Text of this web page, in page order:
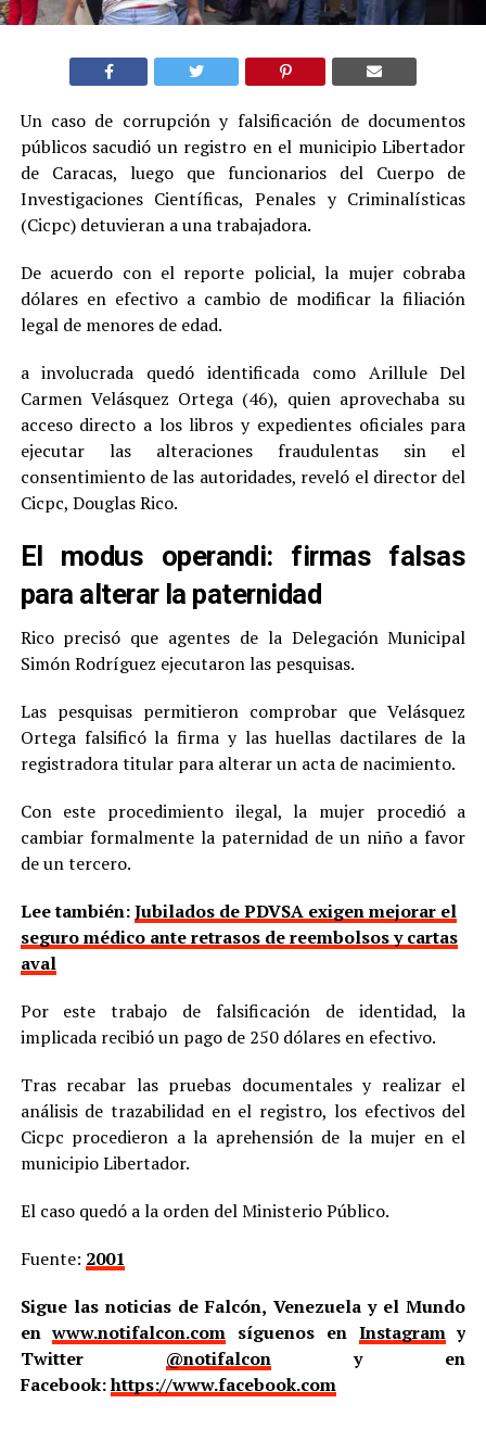
Un caso de corrupción y falsificación de documentos
públicos sacudió un registro en el municipio Libertador
de Caracas, luego que funcionarios del Cuerpo de
Investigaciones Científicas, Penales y Criminalísticas
(Cicpc) detuvieran a una trabajadora.
De acuerdo con el reporte policial, la mujer cobraba
dólares en efectivo a cambio de modificar la filiación
legal de menores de edad.
a involucrada quedó identificada como Arillule Del
Carmen Velásquez Ortega (46), quien aprovechaba su
acceso directo a los libros y expedientes oficiales para
ejecutar las alteraciones fraudulentas sin el
consentimiento de las autoridades, reveló el director del
Cicpc, Douglas Rico.
El modus operandi: firmas falsas
para alterar la paternidad
Rico precisó que agentes de la Delegación Municipal
Simón Rodríguez ejecutaron las pesquisas.
Las pesquisas permitieron comprobar que Velásquez
Ortega falsificó la firma y las huellas dactilares de la
registradora titular para alterar un acta de nacimiento.
Con este procedimiento ilegal, la mujer procedió a
cambiar formalmente la paternidad de un niño a favor
de un tercero.
Lee también:Jubilados de PDVSA exigen mejorar el
seguro médico ante retrasos de reembolsos y cartas
aval
Por este trabajo de falsificación de identidad, la
implicada recibió un pago de 250 dólares en efectivo.
Tras recabar las pruebas documentales y realizar el
análisis de trazabilidad en el registro, los efectivos del
Cicpc procedieron a la aprehensión de la mujer en el
municipio Libertador.
El caso quedó a la orden del Ministerio Público.
Fuente: 2001
Sigue las noticias de Falcón, Venezuela y el Mundo
enwww.notifalcon.com síguenos en Instagramy
Twitter @notifalcony en
Facebook:https://www.facebook.com